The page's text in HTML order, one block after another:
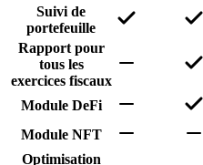
Suivi de
portefeuille
Rapport pour
tous les
exercices fiscaux
Module DeFi
Module NFT
Optimisation